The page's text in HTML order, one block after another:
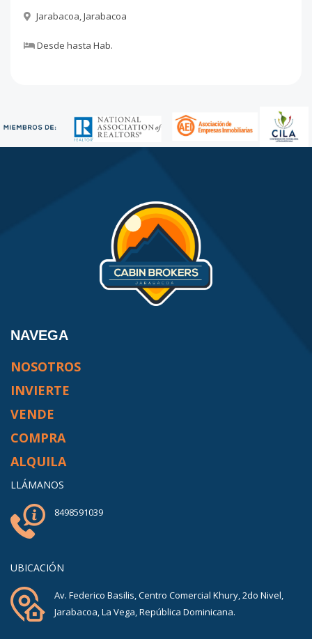
Jarabacoa,Jarabacoa
Desde hasta Hab.
NAVEGA
NOSOTROS
INVIERTE
VENDE
COMPRA
ALQUILA
LLÁMANOS
8498591039
UBICACIÓN
Av. Federico Basilis, Centro Comercial Khury, 2do Nivel,
Jarabacoa, La Vega, República Dominicana.